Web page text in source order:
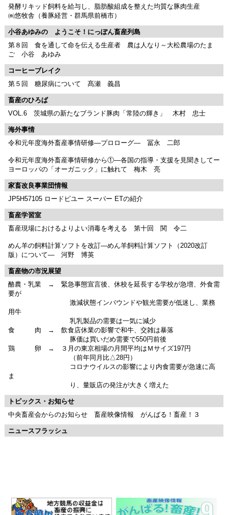
発酵リキッド飼料を給与し、脂肪酸組成を整えた均質な豚肉生産
㈱悠牧舎（養豚経営・群馬県前橋市）
小谷あゆみの ようこそ！にっぽん畜産列島
第８回 食を通して命を伝える生産者 農は人なり～大松農場のたま
ご 小谷 あゆみ
コーヒーブレイク
第５回 糖尿病について 髙瀬 義昌
畜産のひろば
VOL.6 茨城県の新たなブランド豚肉「常陸の輝き」 木村 忠士
海外事情
令和元年度海外畜産事情研修―プロローグ― 冨永 二郎
令和元年度海外畜産事情研修から①―各国の指導・支援を見聞きしてー
ヨーロッパの「オーガニック」に触れて 梅木 亮
家畜改良事業団情報
JP5H57105 ロードビユー スーパー ETの紹介
畜産学習室
畜産現場におけるよりよい消毒を考える 第十回 関 令二
めん羊の飼料計算ソフトを改訂―めん羊飼料計算ソフト（2020改訂
版）について― 河野 博英
畜産物の市況展望
酪農・乳業 → 緊急事態宣言後、休校を延長する学校が急増、外食需
要が
激減状態インバウンドや観光需要が低迷し、業務
用牛
乳乳製品の需要は一気に減少
食 肉 → 飲食店休業の影響で和牛、交雑は暴落
豚価は買いだめ需要で550円前後
鶏 卵 → ３月の東京相場の月間平均はＭサイズ197円
（前年同月比△28円）
コロナウイルスの影響により内食需要が急速に高
ま
り、量販店の発注が大きく増えた
トピックス・お知らせ
中央畜産会からのお知らせ 畜産映像情報 がんばる！畜産！３
ニュースフラッシュ